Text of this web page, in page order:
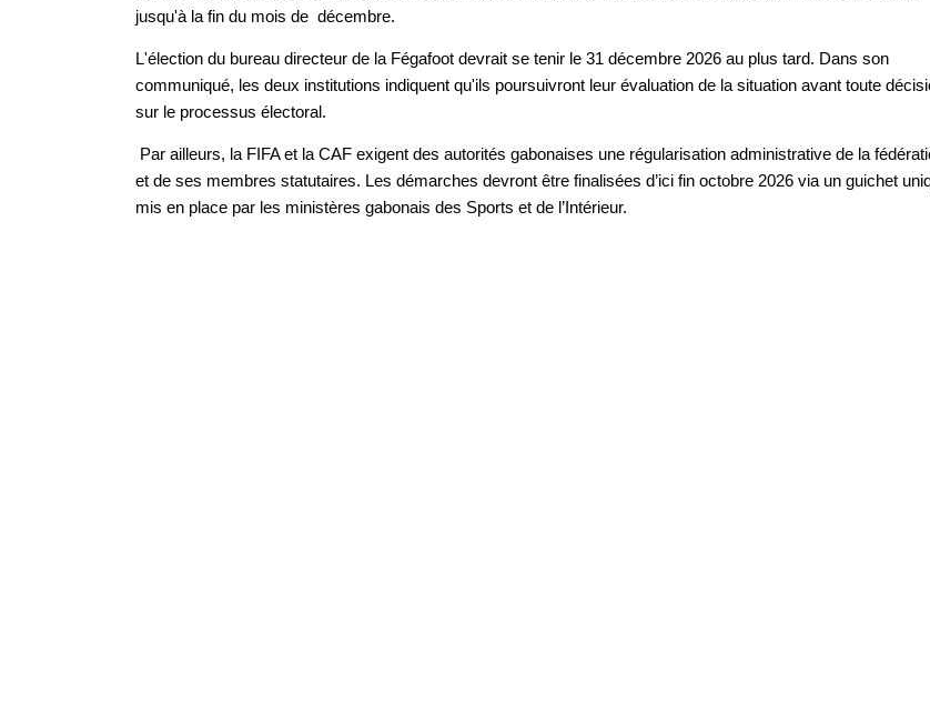
jusqu'à la fin du mois de décembre.
L'élection du bureau directeur de la Fégafoot devrait se tenir le 31 décembre 2026 au plus tard. Dans son
communiqué, les deux institutions indiquent qu'ils poursuivront leur évaluation de la situation avant toute
sur le processus électoral.
Par ailleurs, la FIFA et la CAF exigent des autorités gabonaises une régularisation administrative de la
et de ses membres statutaires. Les démarches devront être finalisées d’ici fin octobre 2026 via un guichet
mis en place par les ministères gabonais des Sports et de l’Intérieur.